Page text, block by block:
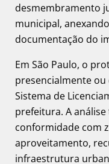
desmembramento
municipal,
documentação do
Em São Paulo, o
presencialmente
Sistema de
prefeitura. A
conformidade com
aproveitamento,
infraestrutura